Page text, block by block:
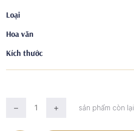
Loại
Hoa văn
Kích thước
sản phẩm còn lại